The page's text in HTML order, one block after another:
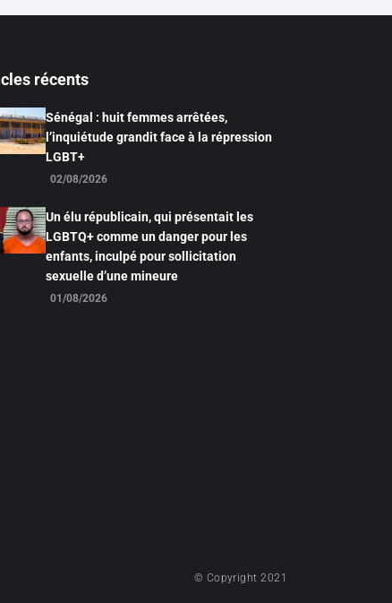
récents
Sénégal : huit femmes arrêtées,
l’inquiétude grandit face à la répression
LGBT+
02/08/2026
Un élu républicain, qui présentait les
LGBTQ+ comme un danger pour les
enfants, inculpé pour sollicitation
sexuelle d’une mineure
01/08/2026
© Copyright 2021